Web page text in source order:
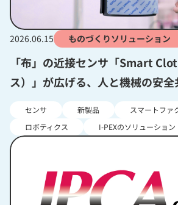
2026.06.15 ものづくりソリューション
「布」の近接センサ「Smart
ス）」が広げる、人と機械の安全
センサ 新製品
スマートファ
ロボティクス
I-PEXのソリューション